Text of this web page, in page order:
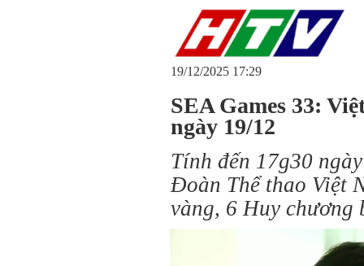
19/12/2025 17:29
SEA Games 33:
ngày 19/12
Tính đến 17g30
Đoàn Thể thao Việt
vàng, 6 Huy chương